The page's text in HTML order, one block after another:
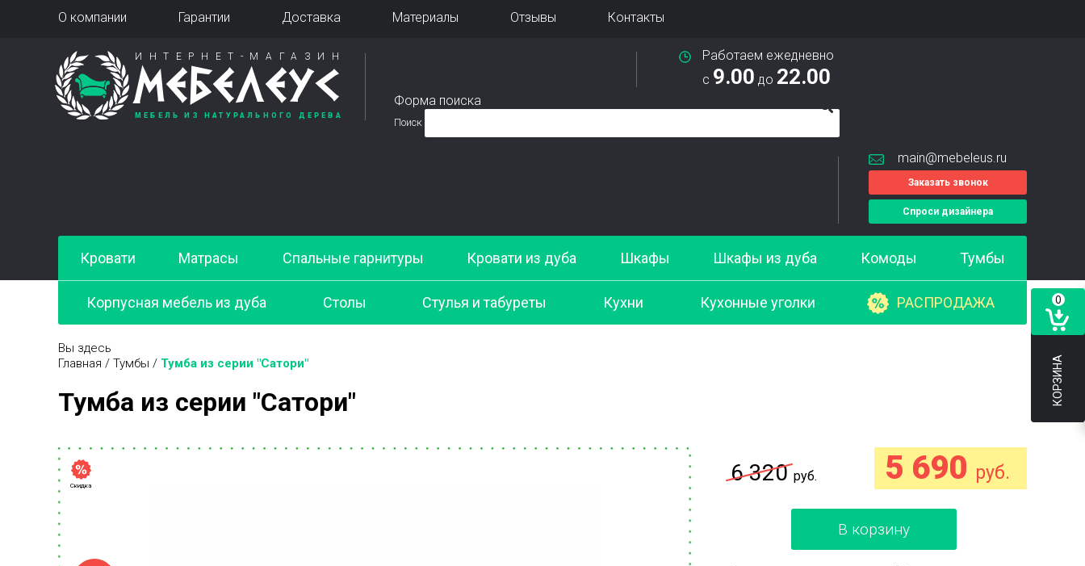
О компании Гарантии Доставка Материалы Отзывы Контакты
ИНТЕРНЕТ-МАГАЗИН
МЕБЕЛЕУС
МЕБЕЛЬ ИЗ НАТУРАЛЬНОГО ДЕРЕВА
Работаем ежедневно
с 9.00 до 22.00
Форма поиска
Поиск
main@mebeleus.ru
Заказать звонок
Спроси дизайнера
Кровати Матрасы Спальные гарнитуры Кровати из дуба Шкафы Шкафы из дуба Комоды Тумбы
Корпусная мебель из дуба Столы Стулья и табуреты Кухни Кухонные уголки РАСПРОДАЖА
Вы здесь
Главная / Тумбы / Тумба из серии "Сатори"
Тумба из серии "Сатори"
Скидка 6 320руб. 5 690 руб.
В корзину
0
КОРЗИНА